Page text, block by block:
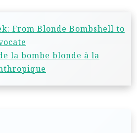
From Blonde Bombshell to
la bombe blonde à la